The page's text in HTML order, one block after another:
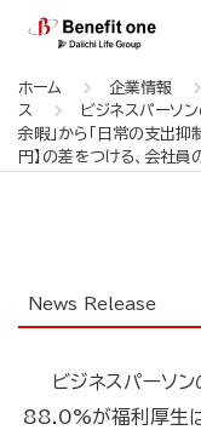
ホーム 企業情報
ス
ビジネスパーソ
余暇」から「日常の支出
円】の差をつける、会社員
News Release
ビジネスパーソ
88.0%が福利厚生は